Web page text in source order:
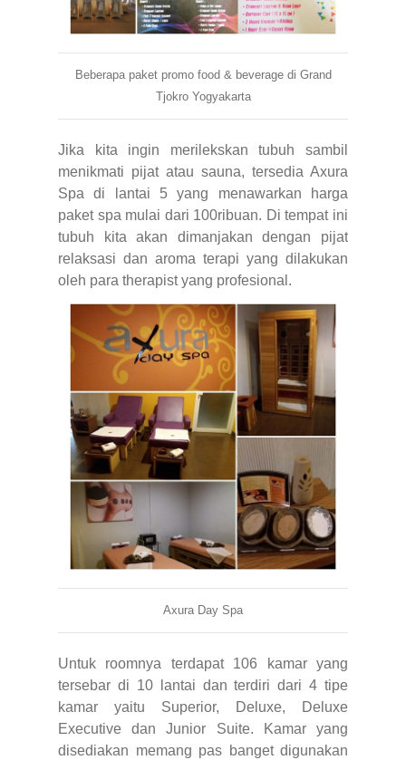
Beberapa paket promo food & beverage di Grand
Tjokro Yogyakarta
Jika kita ingin merilekskan tubuh sambil
menikmati pijat atau sauna, tersedia Axura
Spa di lantai 5 yang menawarkan harga
paket spa mulai dari 100ribuan. Di tempat ini
tubuh kita akan dimanjakan dengan pijat
relaksasi dan aroma terapi yang dilakukan
oleh para therapist yang profesional.
Axura Day Spa
Untuk roomnya terdapat 106 kamar yang
tersebar di 10 lantai dan terdiri dari 4 tipe
kamar yaitu Superior, Deluxe, Deluxe
Executive dan Junior Suite. Kamar yang
disediakan memang pas banget digunakan